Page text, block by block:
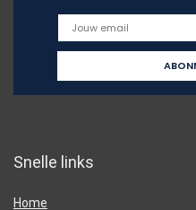
Snelle links
Home